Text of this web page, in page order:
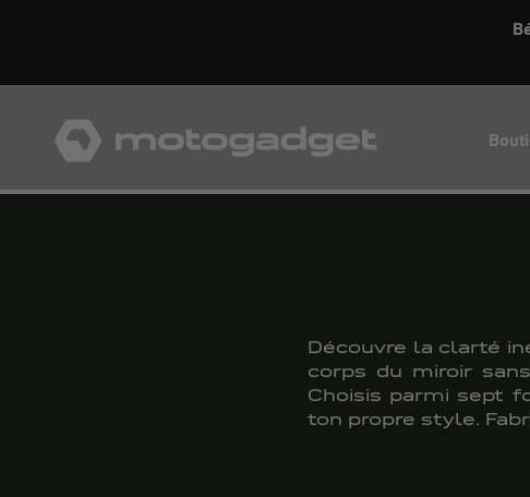
motogadget GmbH
Découvre la clarté
corps du miroir
Choisis parmi sept
ton propre style.